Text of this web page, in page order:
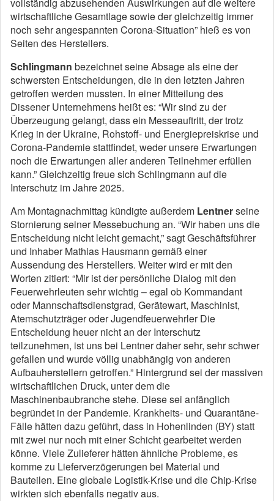
wirtschaftliche Gesamtlage sowie der gleichzeitig immer
noch sehr angespannten Corona-Situation” hieß es von
Seiten des Herstellers.
Schlingmann bezeichnet seine Absage als eine der
schwersten Entscheidungen, die in den letzten Jahren
getroffen werden mussten. In einer Mitteilung des
Dissener Unternehmens heißt es: “Wir sind zu der
Überzeugung gelangt, dass ein Messeauftritt, der trotz
Krieg in der Ukraine, Rohstoff- und Energiepreiskrise und
Corona-Pandemie stattfindet, weder unsere Erwartungen
noch die Erwartungen aller anderen Teilnehmer erfüllen
kann.” Gleichzeitig freue sich Schlingmann auf die
Interschutz im Jahre 2025.
Am Montagnachmittag kündigte außerdem Lentnerseine
Stornierung seiner Messebuchung an. “Wir haben uns die
Entscheidung nicht leicht gemacht,” sagt Geschäftsführer
und Inhaber Mathias Hausmann gemäß einer
Aussendung des Herstellers. Weiter wird er mit den
Worten zitiert: “Mir ist der persönliche Dialog mit den
Feuerwehrleuten sehr wichtig – egal ob Kommandant
oder Mannschaftsdienstgrad, Gerätewart, Maschinist,
Atemschutzträger oder Jugendfeuerwehrler Die
Entscheidung heuer nicht an der Interschutz
teilzunehmen, ist uns bei Lentner daher sehr, sehr schwer
gefallen und wurde völlig unabhängig von anderen
Aufbauherstellern getroffen.” Hintergrund sei der massiven
wirtschaftlichen Druck, unter dem die
Maschinenbaubranche stehe. Diese sei anfänglich
begründet in der Pandemie. Krankheits- und Quarantäne-
Fälle hätten dazu geführt, dass in Hohenlinden (BY) statt
mit zwei nur noch mit einer Schicht gearbeitet werden
könne. Viele Zulieferer hätten ähnliche Probleme, es
komme zu Lieferverzögerungen bei Material und
Bauteilen. Eine globale Logistik-Krise und die Chip-Krise
wirkten sich ebenfalls negativ aus.